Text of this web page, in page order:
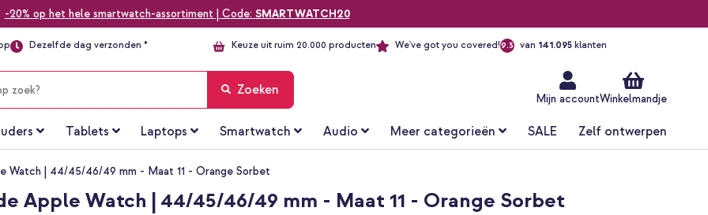
-20% op het hele smartwatch-assortiment | Code: SMARTWATCH20
Dezelfde dag verzonden * Keuze uit ruim 20.000 producten We've got you covered!9.3 van 141.095klanten
Mijn accountWinkelmandje
Zoeken
Tablets Laptops Smartwatch Audio Meer categorieën SALE Zelf ontwerpen
Watch | 44/45/46/49 mm - Maat 11 - Orange Sorbet
Apple Watch | 44/45/46/49 mm - Maat 11 - Orange Sorbet